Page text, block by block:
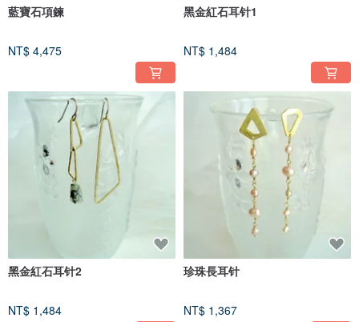
藍寶石項鍊
NT$ 4,475
黑金紅石耳针1
NT$ 1,484
黑金紅石耳针2
NT$ 1,484
珍珠長耳针
NT$ 1,367